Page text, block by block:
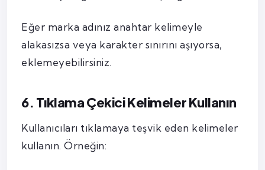
Eğer marka adınız anahtar kelimeyle
alakasızsa veya karakter sınırını aşıyorsa,
eklemeyebilirsiniz.
6. Tıklama Çekici Kelimeler Kullanın
Kullanıcıları tıklamaya teşvik eden kelimeler
kullanın. Örneğin: